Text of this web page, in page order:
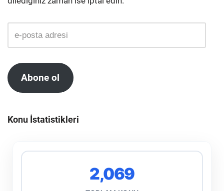
Abone ol
Konu İstatistikleri
2,069